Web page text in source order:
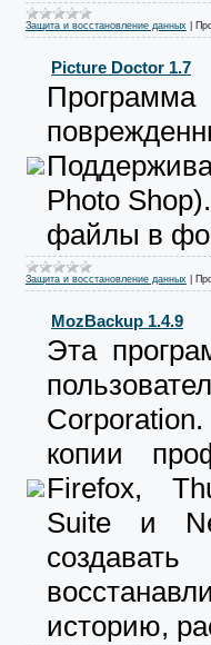
Защита и восстановление данных
Picture Doctor 1.7
Photo
файлы в
Защита и восстановление данных
MozBackup 1.4.9
Эта
копии
Firefox,
Suite и
историю,